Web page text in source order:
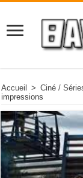
Accueil > Ciné /
impressions